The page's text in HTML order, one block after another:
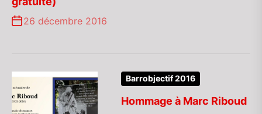
26 décembre 2016
Barrobjectif 2016
Hommage à Marc Riboud